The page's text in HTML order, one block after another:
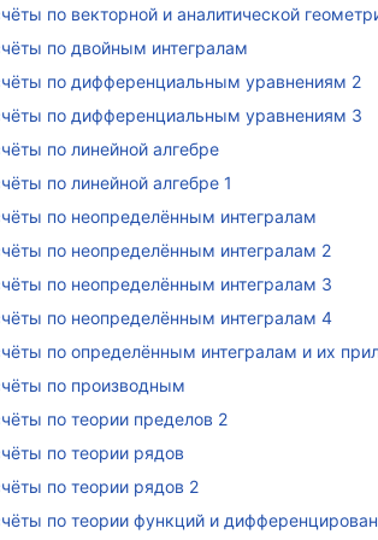
по векторной и аналитической
по двойным интегралам
по дифференциальным уравнениям 2
по дифференциальным уравнениям 3
по линейной алгебре
по линейной алгебре 1
по неопределённым интегралам
по неопределённым интегралам 2
по неопределённым интегралам 3
по неопределённым интегралам 4
по определённым интегралам и их
по производным
по теории пределов 2
по теории рядов
по теории рядов 2
по теории функций и